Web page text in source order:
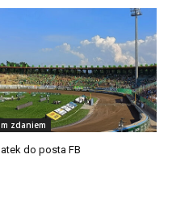
zdaniem
do posta FB